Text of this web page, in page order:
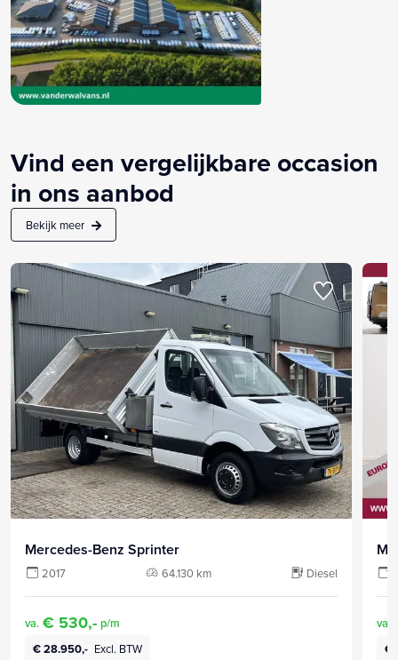
Vind een vergelijkbare occasion
in ons aanbod
Bekijk meer
Mercedes-Benz Sprinter
2017 64.130 km Diesel
va. € 530,- p/m
€ 28.950,- Excl. BTW
va.
€